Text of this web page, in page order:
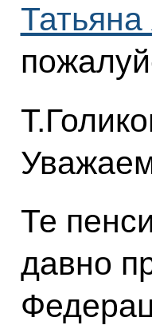
Те
давно